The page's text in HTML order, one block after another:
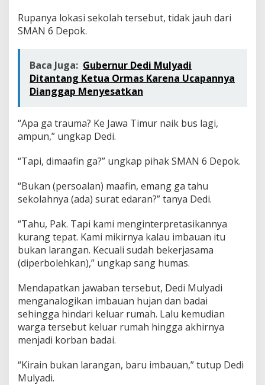
Rupanya lokasi sekolah tersebut, tidak jauh dari
SMAN 6 Depok.
Baca Juga: Gubernur Dedi Mulyadi
Ditantang Ketua Ormas Karena Ucapannya
Dianggap Menyesatkan
“Apa ga trauma? Ke Jawa Timur naik bus lagi,
ampun,” ungkap Dedi.
“Tapi, dimaafin ga?” ungkap pihak SMAN 6 Depok.
“Bukan (persoalan) maafin, emang ga tahu
sekolahnya (ada) surat edaran?” tanya Dedi.
“Tahu, Pak. Tapi kami menginterpretasikannya
kurang tepat. Kami mikirnya kalau imbauan itu
bukan larangan. Kecuali sudah bekerjasama
(diperbolehkan),” ungkap sang humas.
Mendapatkan jawaban tersebut, Dedi Mulyadi
menganalogikan imbauan hujan dan badai
sehingga hindari keluar rumah. Lalu kemudian
warga tersebut keluar rumah hingga akhirnya
menjadi korban badai.
“Kirain bukan larangan, baru imbauan,” tutup Dedi
Mulyadi.